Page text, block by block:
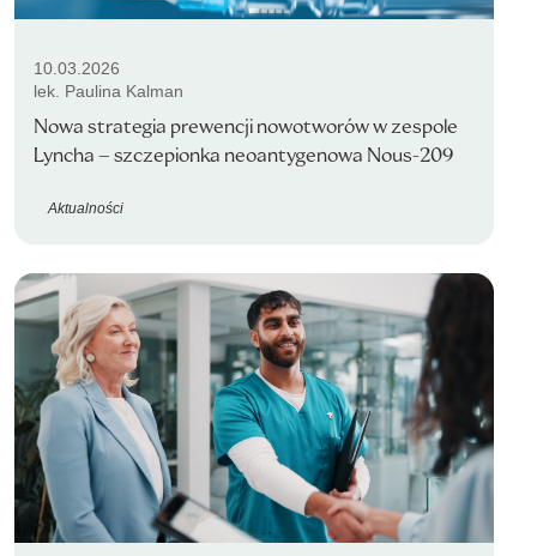
10.03.2026
lek. Paulina Kalman
Nowa strategia prewencji nowotworów w zespole
Lyncha – szczepionka neoantygenowa Nous-209
Aktualności